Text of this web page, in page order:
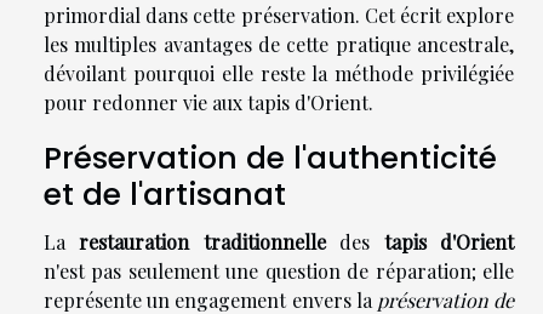
primordial dans cette préservation. Cet écrit explore
les multiples avantages de cette pratique ancestrale,
dévoilant pourquoi elle reste la méthode privilégiée
pour redonner vie aux tapis d'Orient.
Préservation de l'authenticité
et de l'artisanat
Larestauration traditionnelledes tapis d'Orient
n'est pas seulement une question de réparation; elle
représente un engagement envers la préservation de